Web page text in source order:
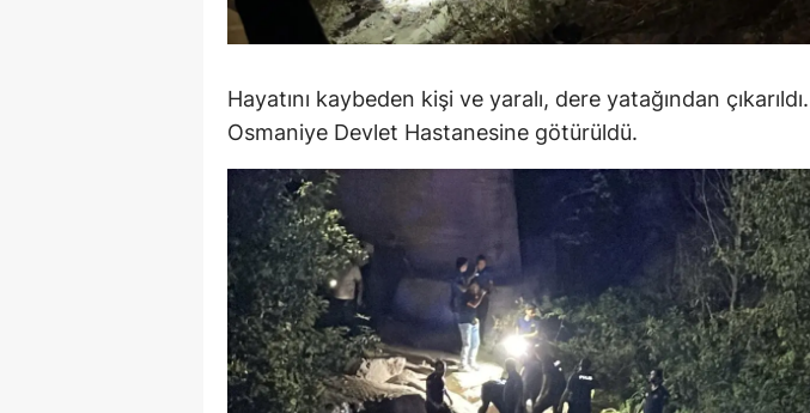
Tunceli
Şanlıurfa
Uşak
Yozgat
Zonguldak
Aksaray
Bayburt
Hayatını kaybeden kişi ve yaralı, dere yatağından
Osmaniye Devlet Hastanesine götürüldü.